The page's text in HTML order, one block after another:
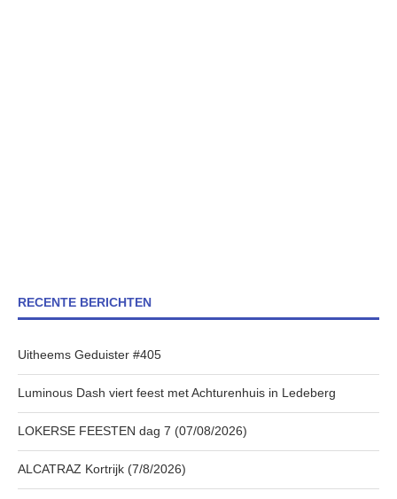
RECENTE BERICHTEN
Uitheems Geduister #405
Luminous Dash viert feest met Achturenhuis in Ledeberg
LOKERSE FEESTEN dag 7 (07/08/2026)
ALCATRAZ Kortrijk (7/8/2026)